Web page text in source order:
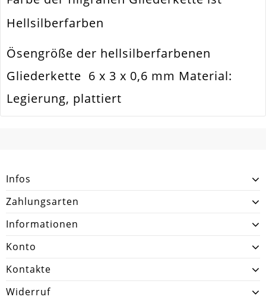
Ausführung
Hellsilberfarben
Ösengröße der hellsilberfarbenen
Gliederkette 6 x 3 x 0,6 mm Material:
Legierung, plattiert
Infos
Zahlungsarten
Informationen
Konto
Kontakte
Widerruf